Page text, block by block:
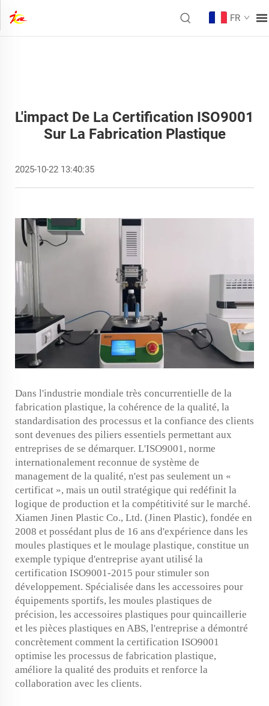
FR
L'impact De La Certification ISO9001
Sur La Fabrication Plastique
2025-10-22 13:40:35
Dans l'industrie mondiale très concurrentielle de la
fabrication plastique, la cohérence de la qualité, la
standardisation des processus et la confiance des clients
sont devenues des piliers essentiels permettant aux
entreprises de se démarquer. L'ISO9001, norme
internationalement reconnue de système de
management de la qualité, n'est pas seulement un «
certificat », mais un outil stratégique qui redéfinit la
logique de production et la compétitivité sur le marché.
Xiamen Jinen Plastic Co., Ltd. (Jinen Plastic), fondée en
2008 et possédant plus de 16 ans d'expérience dans les
moules plastiques et le moulage plastique, constitue un
exemple typique d'entreprise ayant utilisé la
certification ISO9001-2015 pour stimuler son
développement. Spécialisée dans les accessoires pour
équipements sportifs, les moules plastiques de
précision, les accessoires plastiques pour quincaillerie
et les pièces plastiques en ABS, l'entreprise a démontré
concrètement comment la certification ISO9001
optimise les processus de fabrication plastique,
améliore la qualité des produits et renforce la
collaboration avec les clients.